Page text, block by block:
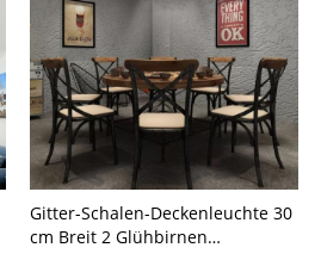
Gitter-Schalen-Deckenleuchte 30
cm Breit 2 Glühbirnen